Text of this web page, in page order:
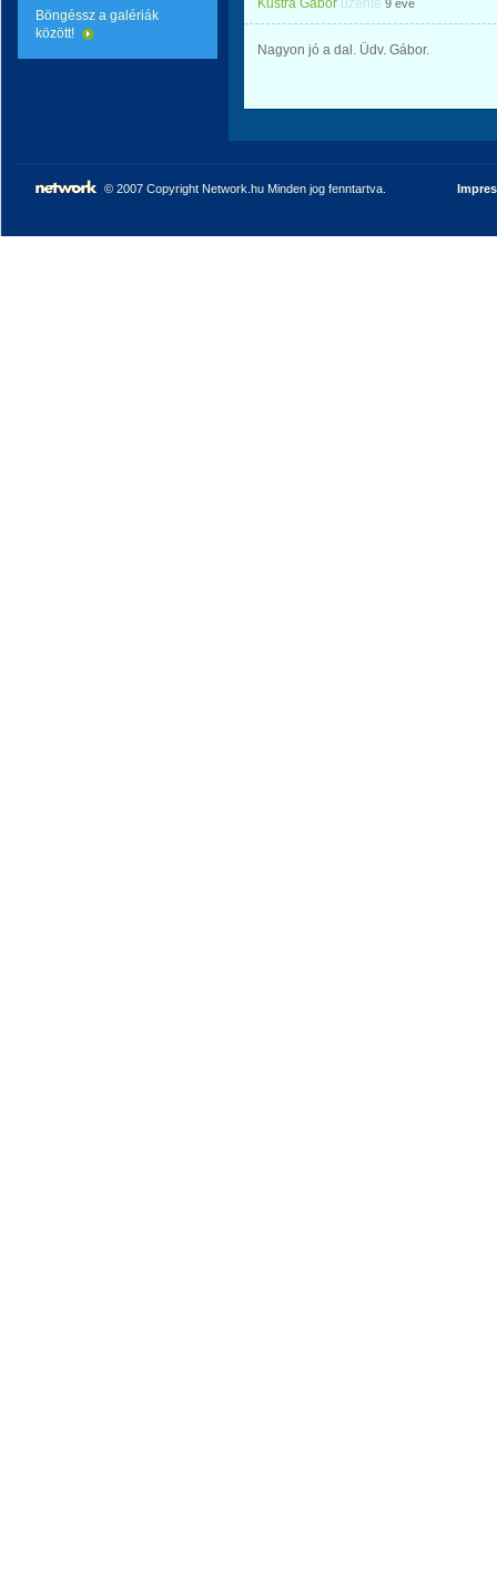
Böngéssz a galériák
között!
Kustra Gábor üzente 9 éve
Nagyon jó a dal. Üdv. Gábor.
© 2007 Copyright Network.hu Minden jog fenntartva.